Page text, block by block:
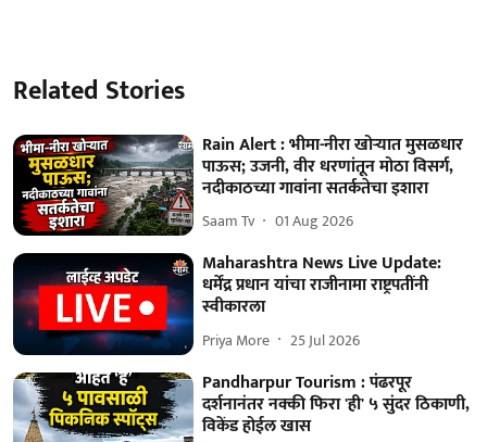
Related Stories
Rain Alert : भीमा-नीरा खोऱ्यात मुसळधार
पाऊस; उजनी, वीर धरणांतून मोठा विसर्ग,
नदीकाठच्या गावांना सतर्कतेचा इशारा
Saam Tv 01 Aug 2026
Maharashtra News Live Update:
धर्मेंद्र प्रधान यांचा राजीनामा राष्ट्रपतींनी
स्वीकारला
Priya More 25 Jul 2026
Pandharpur Tourism : पंढरपूर
दर्शनानंतर नक्की फिरा 'ही' ५ सुंदर ठिकाणी,
विकेंड होईल खास